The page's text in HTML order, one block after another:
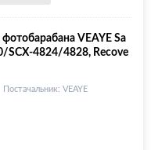
VEAYE Sa
SCX-4824/4828, Recove
Постачальник: VEAYE